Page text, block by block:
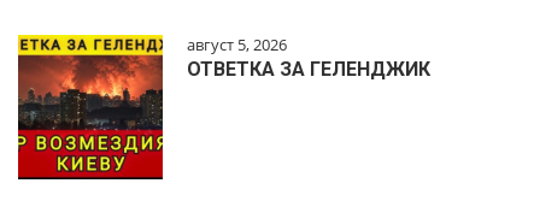
август 5, 2026
ОТВЕТКА ЗА ГЕЛЕНДЖИК